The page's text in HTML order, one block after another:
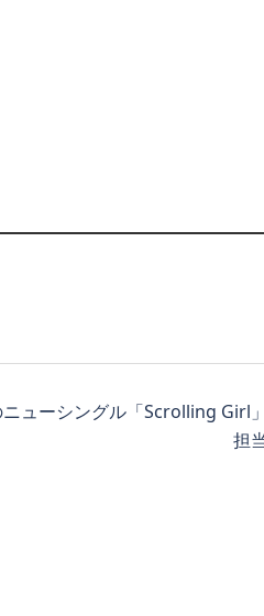
ニューシングル「Scrolling Girl
担